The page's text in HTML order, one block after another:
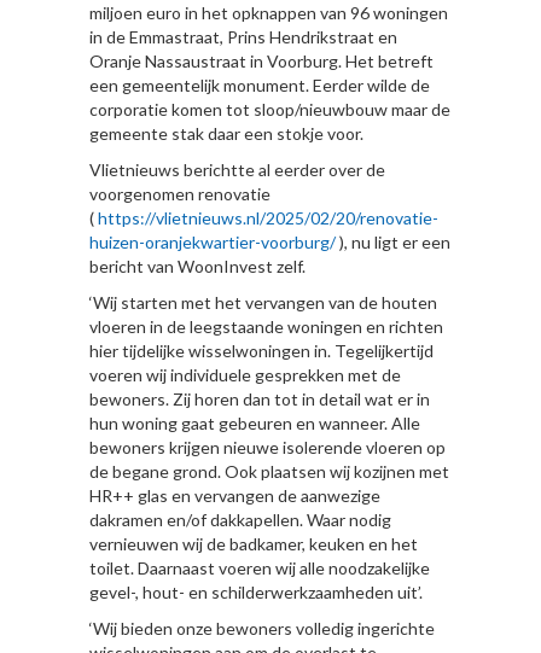
miljoen euro in het opknappen van 96 woningen
in de Emmastraat, Prins Hendrikstraat en
Oranje Nassaustraat in Voorburg. Het betreft
een gemeentelijk monument. Eerder wilde de
corporatie komen tot sloop/nieuwbouw maar de
gemeente stak daar een stokje voor.
Vlietnieuws berichtte al eerder over de
voorgenomen renovatie
(https://vlietnieuws.nl/2025/02/20/renovatie-
huizen-oranjekwartier-voorburg/), nu ligt er een
bericht van WoonInvest zelf.
‘Wij starten met het vervangen van de houten
vloeren in de leegstaande woningen en richten
hier tijdelijke wisselwoningen in. Tegelijkertijd
voeren wij individuele gesprekken met de
bewoners. Zij horen dan tot in detail wat er in
hun woning gaat gebeuren en wanneer. Alle
bewoners krijgen nieuwe isolerende vloeren op
de begane grond. Ook plaatsen wij kozijnen met
HR++ glas en vervangen de aanwezige
dakramen en/of dakkapellen. Waar nodig
vernieuwen wij de badkamer, keuken en het
toilet. Daarnaast voeren wij alle noodzakelijke
gevel-, hout- en schilderwerkzaamheden uit’.
‘Wij bieden onze bewoners volledig ingerichte